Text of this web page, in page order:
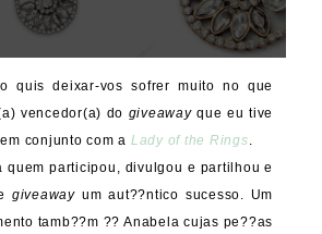
quis deixar-vos sofrer muito no que
vencedor(a) do giveawayque eu tive
conjunto com a Lady of the Rings.
quem participou, divulgou e partilhou e
giveawayum aut??ntico sucesso. Um
tamb??m ?? Anabela cujas pe??as